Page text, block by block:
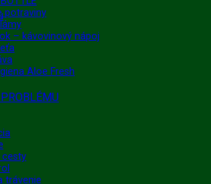
potraviny
– kávovinový nápoj
Aloe Fresh
cesty
trávenie